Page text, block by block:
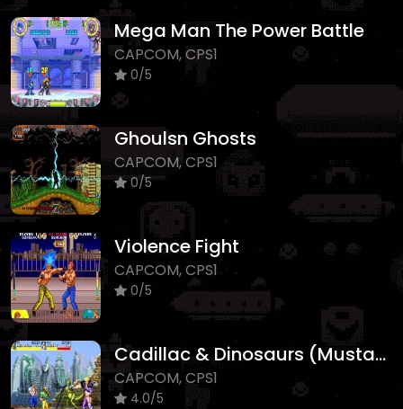
Mega Man The Power Battle
CAPCOM, CPS1
0/5
Ghoulsn Ghosts
CAPCOM, CPS1
0/5
Violence Fight
CAPCOM, CPS1
0/5
Cadillac & Dinosaurs (Mustapha) Oyna
CAPCOM, CPS1
4.0/5